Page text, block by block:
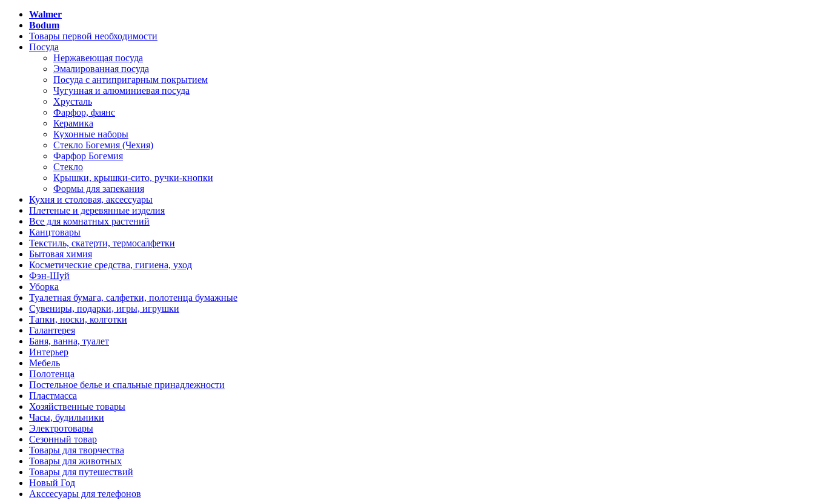
Walmer
Bodum
Товары первой необходимости
Посуда
Нержавеющая посуда
Эмалированная посуда
Посуда с антипригарным покрытием
Чугунная и алюминиевая посуда
Хрусталь
Фарфор, фаянс
Керамика
Кухонные наборы
Стекло Богемия (Чехия)
Фарфор Богемия
Стекло
Крышки, крышки-сито, ручки-кнопки
Формы для запекания
Кухня и столовая, аксессуары
Плетеные и деревянные изделия
Все для комнатных растений
Канцтовары
Текстиль, скатерти, термосалфетки
Бытовая химия
Косметические средства, гигиена, уход
Фэн-Шуй
Уборка
Туалетная бумага, салфетки, полотенца бумажные
Сувениры, подарки, игры, игрушки
Тапки, носки, колготки
Галантерея
Баня, ванна, туалет
Интерьер
Мебель
Полотенца
Постельное белье и спальные принадлежности
Пластмасса
Хозяйственные товары
Часы, будильники
Электротовары
Сезонный товар
Товары для творчества
Товары для животных
Товары для путешествий
Новый Год
Акссесуары для телефонов